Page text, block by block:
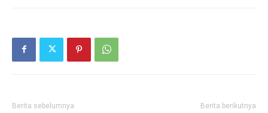
Berita sebelumnya Berita berikutnya